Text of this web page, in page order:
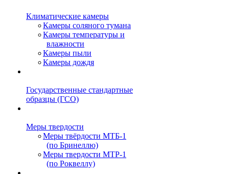
Климатические камеры
Камеры соляного тумана
Камеры температуры и
влажности
Камеры пыли
Камеры дождя
Государственные стандартные
образцы (ГСО)
Меры твердости
Меры твёрдости МТБ-1
(по Бринеллю)
Меры твердости МТР-1
(по Роквеллу)